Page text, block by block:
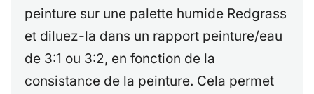
peinture sur une palette humide Redgrass
et diluez-la dans un rapport peinture/eau
de 3:1 ou 3:2, en fonction de la
consistance de la peinture. Cela permet